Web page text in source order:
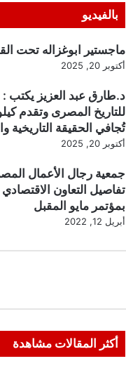
بالفيديو
ماجستير ابوغزاله تحت
أكتوبر 20, 2025
د.طارق عبد العزيز يكتب
للتاريخ المصرى وتقدم
تُجافي الحقيقة التاريخية
أكتوبر 20, 2025
جمعية رجال الأعمال
تفاصيل التعاون
بمؤتمر مايو المقبل
أبريل 12, 2022
أكثر المقالات مشاهدة